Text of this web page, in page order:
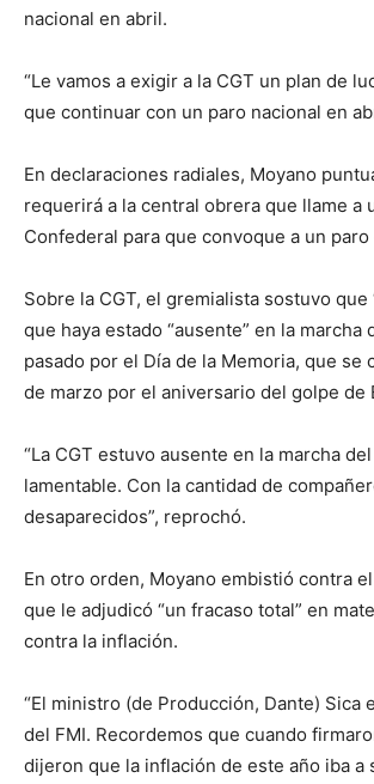
nacional en abril.
“Le vamos a exigir a la CGT un plan de
que continuar con un paro nacional en
En declaraciones radiales, Moyano
requerirá a la central obrera que llame a
Confederal para que convoque a un paro
Sobre la CGT, el gremialista sostuvo que
que haya estado “ausente” en la marcha
pasado por el Día de la Memoria, que se
de marzo por el aniversario del golpe de
“La CGT estuvo ausente en la marcha
lamentable. Con la cantidad de
desaparecidos”, reprochó.
En otro orden, Moyano embistió contra
que le adjudicó “un fracaso total” en
contra la inflación.
“El ministro (de Producción, Dante) Sica
del FMI. Recordemos que cuando
dijeron que la inflación de este año iba a